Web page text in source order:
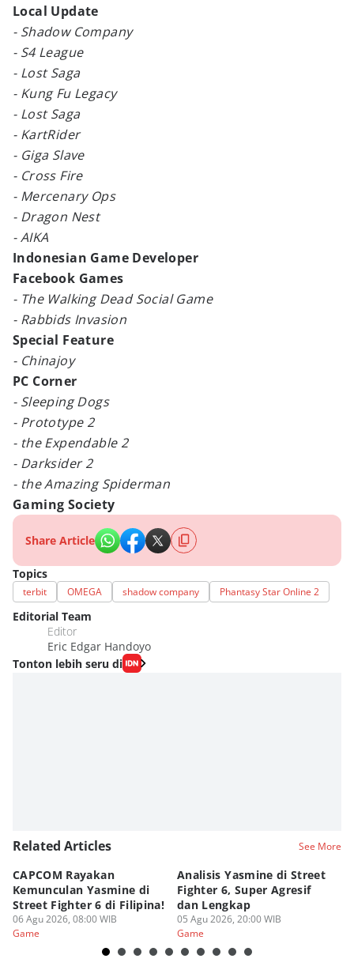
Local Update
- Shadow Company
- S4 League
- Lost Saga
- Kung Fu Legacy
- Lost Saga
- KartRider
- Giga Slave
- Cross Fire
- Mercenary Ops
- Dragon Nest
- AIKA
Indonesian Game Developer
Facebook Games
- The Walking Dead Social Game
- Rabbids Invasion
Special Feature
- Chinajoy
PC Corner
- Sleeping Dogs
- Prototype 2
- the Expendable 2
- Darksider 2
- the Amazing Spiderman
Gaming Society
Share Article
Topics
terbit OMEGA shadow company Phantasy Star Online 2
Editorial Team
Editor
Eric Edgar Handoyo
Tonton lebih seru di
Related Articles See More
CAPCOM Rayakan
Kemunculan Yasmine di
Street Fighter 6 di Filipina!
06 Agu 2026, 08:00 WIB
Game
Analisis Yasmine di Street
Fighter 6, Super Agresif
dan Lengkap
05 Agu 2026, 20:00 WIB
Game